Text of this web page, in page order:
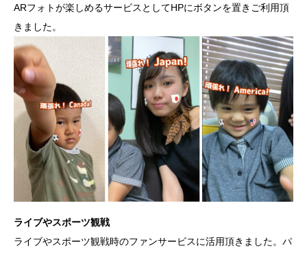
ARフォトが楽しめるサービスとしてHPにボタンを置きご利用頂
きました。
ライブやスポーツ観戦
ライブやスポーツ観戦時のファンサービスに活用頂きました。パ